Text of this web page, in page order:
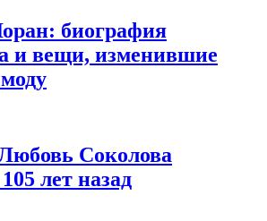
биография
и вещи, изменившие
Соколова
лет назад